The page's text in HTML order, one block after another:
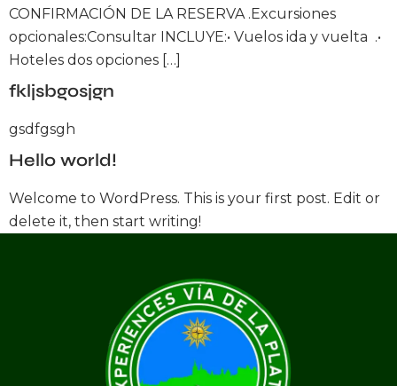
CONFIRMACIÓN DE LA RESERVA .Excursiones
opcionales:Consultar INCLUYE:• Vuelos ida y vuelta .•
Hoteles dos opciones […]
fkljsbgosjgn
gsdfgsgh
Hello world!
Welcome to WordPress. This is your first post. Edit or
delete it, then start writing!